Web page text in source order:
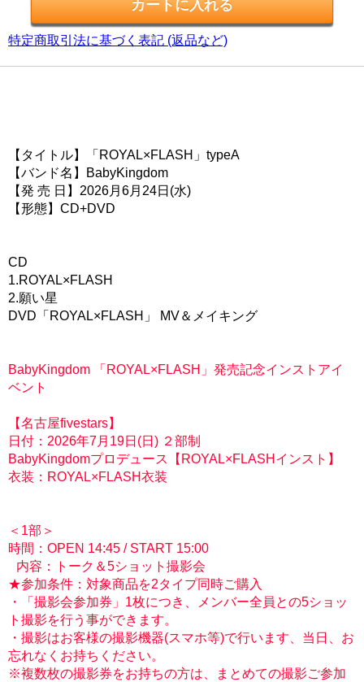
特定商取引法に基づく表記 (返品など)
【タイトル】「ROYAL×FLASH」typeA
【バンド名】BabyKingdom
【発 売 日】2026月6月24日(水)
【形態】CD+DVD
CD
1.ROYAL×FLASH
2.願い星
DVD「ROYAL×FLASH」 MV＆メイキング
BabyKingdom 「ROYAL×FLASH」発売記念インストアイ
ベント
【名古屋fivestars】
日付：2026年7月19日(日) ２部制
BabyKingdomプロデュース【ROYAL×FLASHインスト】
衣装：ROYAL×FLASH衣装
＜1部＞
時間：OPEN 14:45 / START 15:00
内容：トーク＆5ショット撮影会
★参加条件：対象商品を2タイプ同時ご購入
・「撮影会参加券」1枚につき、メンバー全員との5ショッ
ト撮影を行う事ができます。
・撮影はお客様の撮影機器(スマホ等)で行います、当日、お
忘れなくお持ちください。
※複数枚の撮影券をお持ちの方は、まとめての撮影ご参加